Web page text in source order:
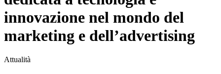
innovazione nel mondo del
marketing e dell’advertising
Attualità